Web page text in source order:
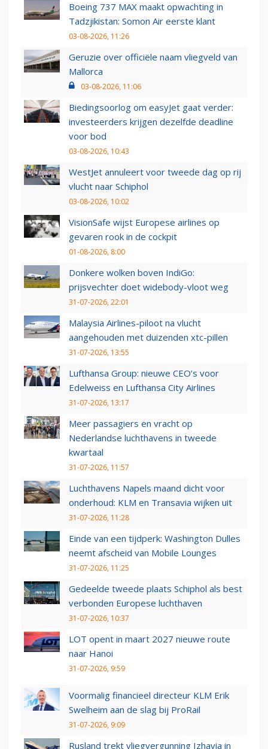
Boeing 737 MAX maakt opwachting in
Tadzjikistan: Somon Air eerste klant
03-08-2026, 11:26
Geruzie over officiële naam vliegveld van
Mallorca
03-08-2026, 11:06
Biedingsoorlog om easyJet gaat verder:
investeerders krijgen dezelfde deadline
voor bod
03-08-2026, 10:43
WestJet annuleert voor tweede dag op rij
vlucht naar Schiphol
03-08-2026, 10:02
VisionSafe wijst Europese airlines op
gevaren rook in de cockpit
01-08-2026, 8:00
Donkere wolken boven IndiGo:
prijsvechter doet widebody-vloot weg
31-07-2026, 22:01
Malaysia Airlines-piloot na vlucht
aangehouden met duizenden xtc-pillen
31-07-2026, 13:55
Lufthansa Group: nieuwe CEO’s voor
Edelweiss en Lufthansa City Airlines
31-07-2026, 13:17
Meer passagiers en vracht op
Nederlandse luchthavens in tweede
kwartaal
31-07-2026, 11:57
Luchthavens Napels maand dicht voor
onderhoud: KLM en Transavia wijken uit
31-07-2026, 11:28
Einde van een tijdperk: Washington Dulles
neemt afscheid van Mobile Lounges
31-07-2026, 11:25
Gedeelde tweede plaats Schiphol als best
verbonden Europese luchthaven
31-07-2026, 10:37
LOT opent in maart 2027 nieuwe route
naar Hanoi
31-07-2026, 9:59
Voormalig financieel directeur KLM Erik
Swelheim aan de slag bij ProRail
31-07-2026, 9:09
Rusland trekt vliegvergunning Izhavia in